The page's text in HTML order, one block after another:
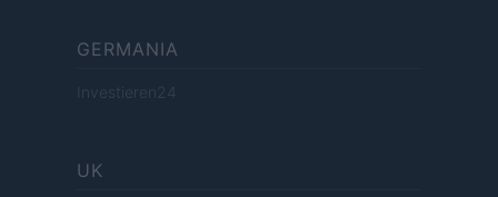
GERMANIA
Investieren24
UK